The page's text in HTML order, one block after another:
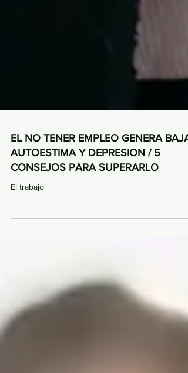
EL NO TENER EMPLEO GENERA BAJA
AUTOESTIMA Y DEPRESION / 5
El trabajo